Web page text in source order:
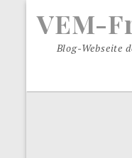
o
VEM-
Blog-Webseite